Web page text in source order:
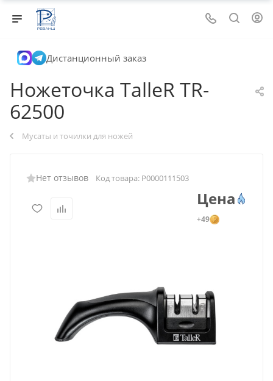
Дистанционный заказ
Ножеточка TalleR TR-
62500
Мусаты и точилки для ножей
Нет отзывов Код товара: Р0000111503
Цена
+49